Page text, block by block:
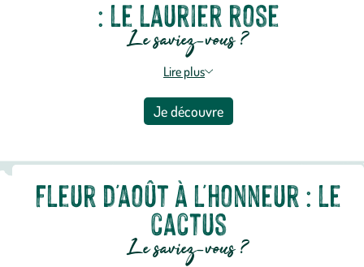
: le laurier rose
Le saviez-vous ?
Lire plus
Je découvre
Fleur d'août à l'honneur : le
cactus
Le saviez-vous ?